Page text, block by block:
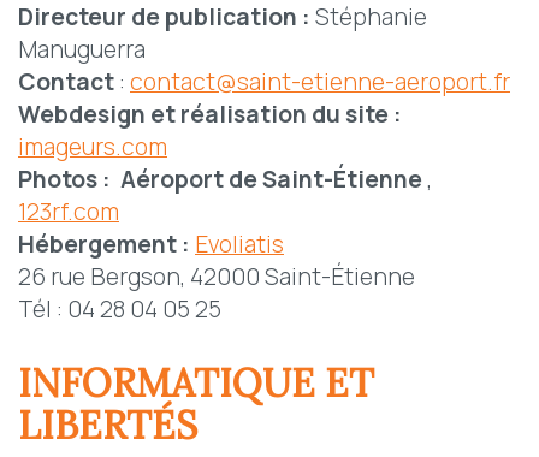
Directeur de publication : Stéphanie
Manuguerra
Contact: contact@saint-etienne-aeroport.fr
Webdesign et réalisation du site :
imageurs.com
Photos : Aéroport de Saint-Étienne,
123rf.com
Hébergement : Evoliatis
26 rue Bergson, 42000 Saint-Étienne
Tél : 04 28 04 05 25
INFORMATIQUE ET
LIBERTÉS